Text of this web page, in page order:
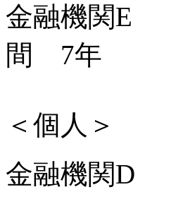
金融機関
間 7年
＜個人＞
金融機関D